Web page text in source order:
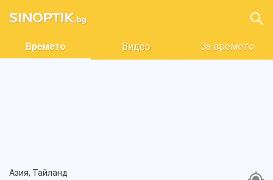
Времето Видео За времето
Азия, Тайланд